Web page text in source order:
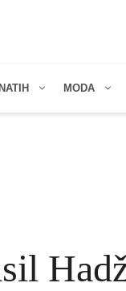
MODA